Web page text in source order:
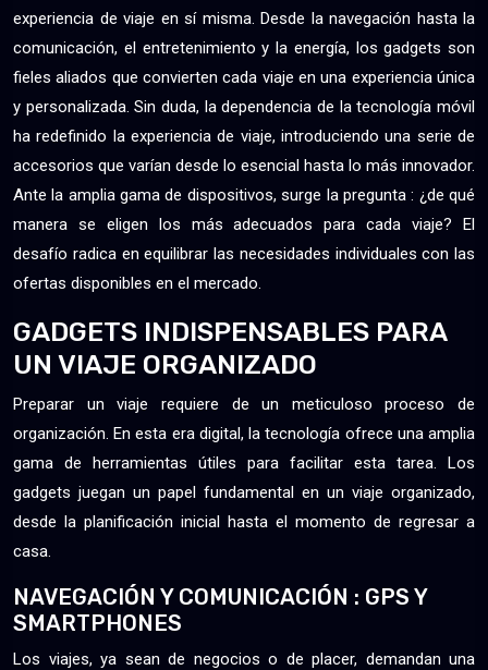
experiencia de viaje en sí misma. Desde la navegación hasta la
comunicación, el entretenimiento y la energía, los gadgets son
fieles aliados que convierten cada viaje en una experiencia única
y personalizada. Sin duda, la dependencia de la tecnología móvil
ha redefinido la experiencia de viaje, introduciendo una serie de
accesorios que varían desde lo esencial hasta lo más innovador.
Ante la amplia gama de dispositivos, surge la pregunta : ¿de qué
manera se eligen los más adecuados para cada viaje? El
desafío radica en equilibrar las necesidades individuales con las
ofertas disponibles en el mercado.
GADGETS INDISPENSABLES PARA
UN VIAJE ORGANIZADO
Preparar un viaje requiere de un meticuloso proceso de
organización. En esta era digital, la tecnología ofrece una amplia
gama de herramientas útiles para facilitar esta tarea. Los
gadgets juegan un papel fundamental en un viaje organizado,
desde la planificación inicial hasta el momento de regresar a
casa.
NAVEGACIÓN Y COMUNICACIÓN : GPS Y
SMARTPHONES
Los viajes, ya sean de negocios o de placer, demandan una